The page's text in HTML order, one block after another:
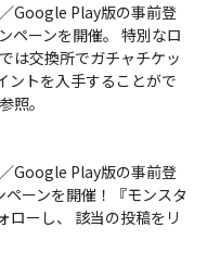
Google Play版の事前登
ペーンを開催。 特別なロ
は交換所でガチャチケッ
ントを入手することがで
照。
Google Play版の事前登
ーンを開催！『モンスタ
ーし、 該当の投稿をリ